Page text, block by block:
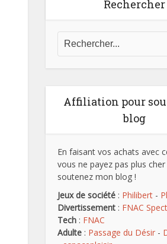
Rechercher
Affiliation pour
blog
En faisant vos achats avec
vous ne payez pas plus
soutenez mon blog !
Jeux de société : Philibert -
Divertissement : FNAC
Tech : FNAC
Adulte : Passage du Désir -